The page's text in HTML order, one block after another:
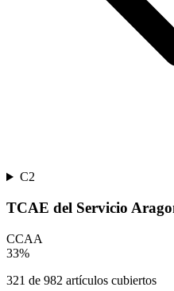
C2
TCAE del Servicio
CCAA
33%
321 de 982 artículos cubiertos